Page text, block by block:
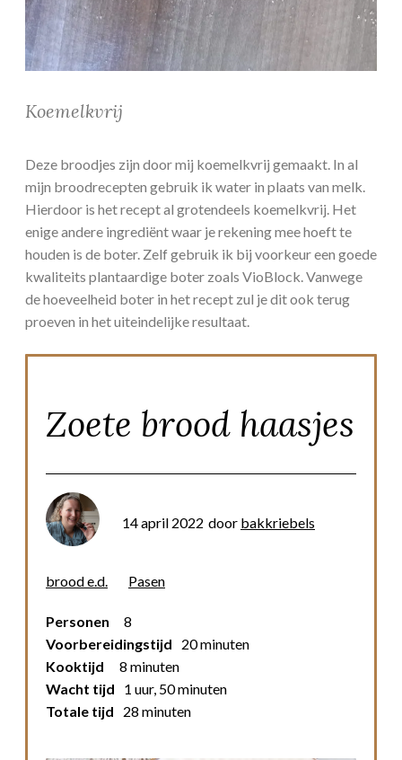
Koemelkvrij
Deze broodjes zijn door mij koemelkvrij gemaakt. In al
mijn broodrecepten gebruik ik water in plaats van melk.
Hierdoor is het recept al grotendeels koemelkvrij. Het
enige andere ingrediënt waar je rekening mee hoeft te
houden is de boter. Zelf gebruik ik bij voorkeur een goede
kwaliteits plantaardige boter zoals VioBlock. Vanwege
de hoeveelheid boter in het recept zul je dit ook terug
proeven in het uiteindelijke resultaat.
Zoete brood haasjes
14 april 2022 door bakkriebels
brood e.d. Pasen
Personen
8
Voorbereidingstijd
20 minuten
Kooktijd
8 minuten
Wacht tijd
1 uur, 50 minuten
Totale tijd
28 minuten